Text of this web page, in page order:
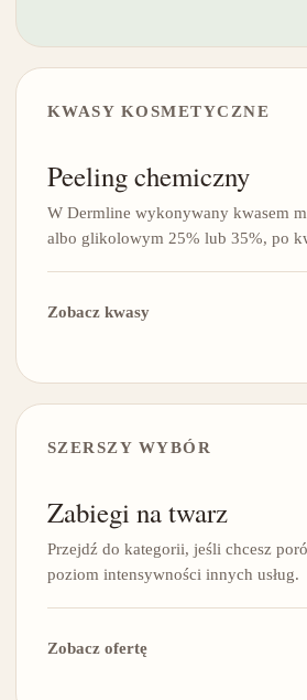
KWASY KOSMETYCZNE
Peeling chemiczny
W Dermline wykonywany kwasem
albo glikolowym 25% lub 35%, po
Zobacz kwasy
SZERSZY WYBÓR
Zabiegi na twarz
Przejdź do kategorii, jeśli chcesz
poziom intensywności innych usług.
Zobacz ofertę